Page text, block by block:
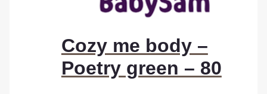
Cozy me body –
Poetry green – 80